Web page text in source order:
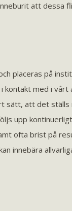
att dessa
placeras på
kontakt med i
sätt, att det ställs
upp
ofta brist på
innebära